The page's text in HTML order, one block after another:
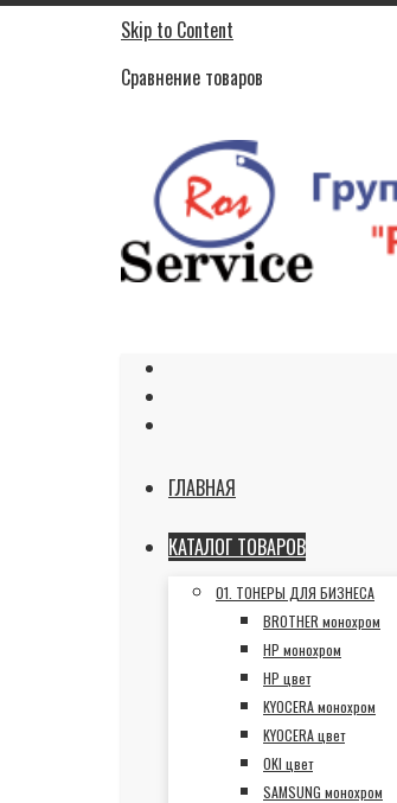
Skip to Content
Сравнение товаров
ГЛАВНАЯ
КАТАЛОГ ТОВАРОВ
01. ТОНЕРЫ ДЛЯ БИЗНЕСА
BROTHER монохром
HP монохром
HP цвет
KYOCERA монохром
KYOCERA цвет
OKI цвет
SAMSUNG монохром